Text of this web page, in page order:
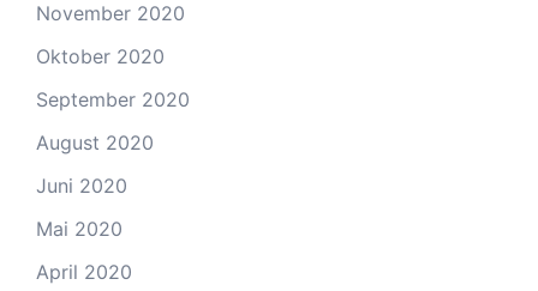
November 2020
Oktober 2020
September 2020
August 2020
Juni 2020
Mai 2020
April 2020